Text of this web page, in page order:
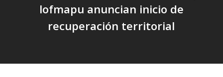
lofmapu anuncian inicio de
recuperación territorial